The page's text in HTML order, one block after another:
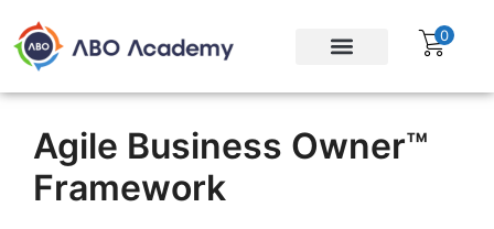
0
Agile Business Owner™
Framework